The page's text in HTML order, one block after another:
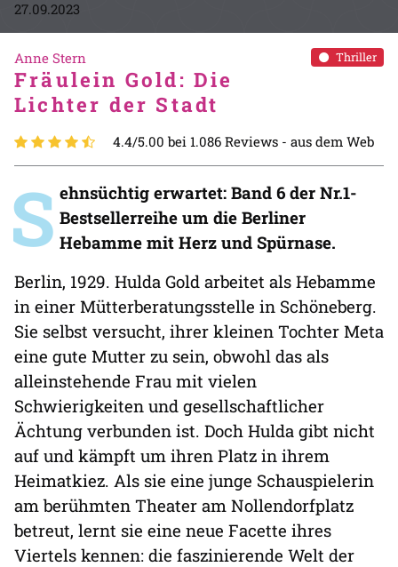
27.09.2023
Thriller
Anne Stern
Fräulein Gold: Die
Lichter der Stadt
4.4/5.00 bei 1.086 Reviews - aus dem Web
S ehnsüchtig erwartet: Band 6 der Nr.1-
Bestsellerreihe um die Berliner
Hebamme mit Herz und Spürnase.
Berlin, 1929. Hulda Gold arbeitet als Hebamme
in einer Mütterberatungsstelle in Schöneberg.
Sie selbst versucht, ihrer kleinen Tochter Meta
eine gute Mutter zu sein, obwohl das als
alleinstehende Frau mit vielen
Schwierigkeiten und gesellschaftlicher
Ächtung verbunden ist. Doch Hulda gibt nicht
auf und kämpft um ihren Platz in ihrem
Heimatkiez. Als sie eine junge Schauspielerin
am berühmten Theater am Nollendorfplatz
betreut, lernt sie eine neue Facette ihres
Viertels kennen: die faszinierende Welt der